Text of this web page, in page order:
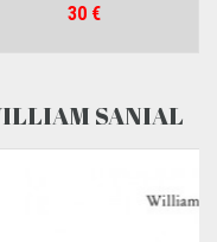
Prix
30 €
SANIAL